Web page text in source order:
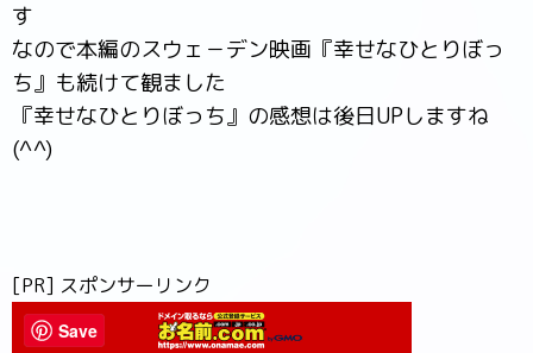
す
なので本編のスウェ－デン映画『幸せなひとりぼっ
ち』も続けて観ました
『幸せなひとりぼっち』の感想は後日UPしますね
(^^)
[PR] スポンサーリンク
Save